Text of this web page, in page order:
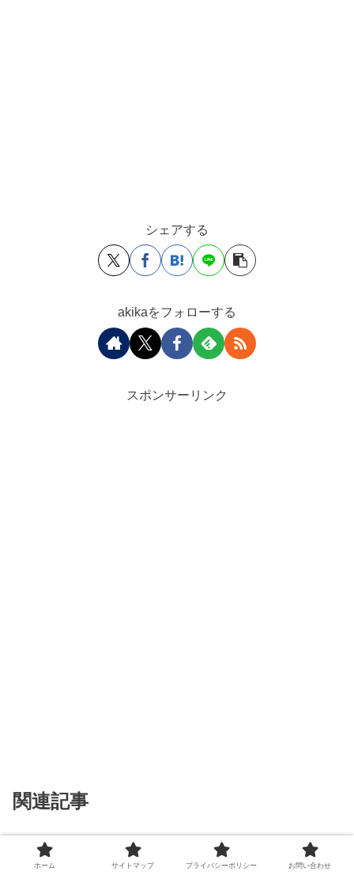
シェアする
akikaをフォローする
スポンサーリンク
関連記事
レンタルサーバー
【実体験】ConoHa WINGからシ
ン・レンタルサーバーに乗り換え
ホーム サイトマップ プライバシーポリシー お問い合わせ